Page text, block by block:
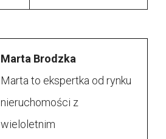
Marta Brodzka
Marta to ekspertka od rynku
nieruchomości z
wieloletnim